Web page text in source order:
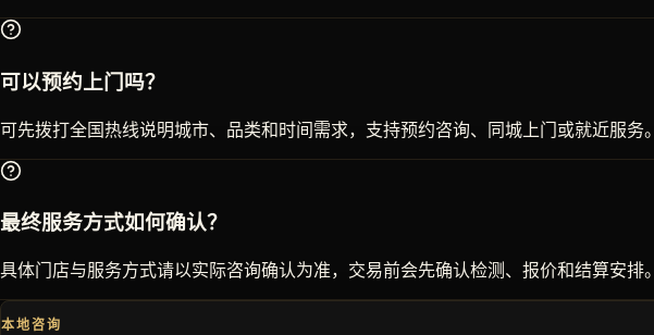
可以预约上门吗？
可先拨打全国热线说明城市、品类和时间需求，支持预约咨询、同城上门或就近服务。
最终服务方式如何确认？
具体门店与服务方式请以实际咨询确认为准，交易前会先确认检测、报价和结算安排。
本地咨询